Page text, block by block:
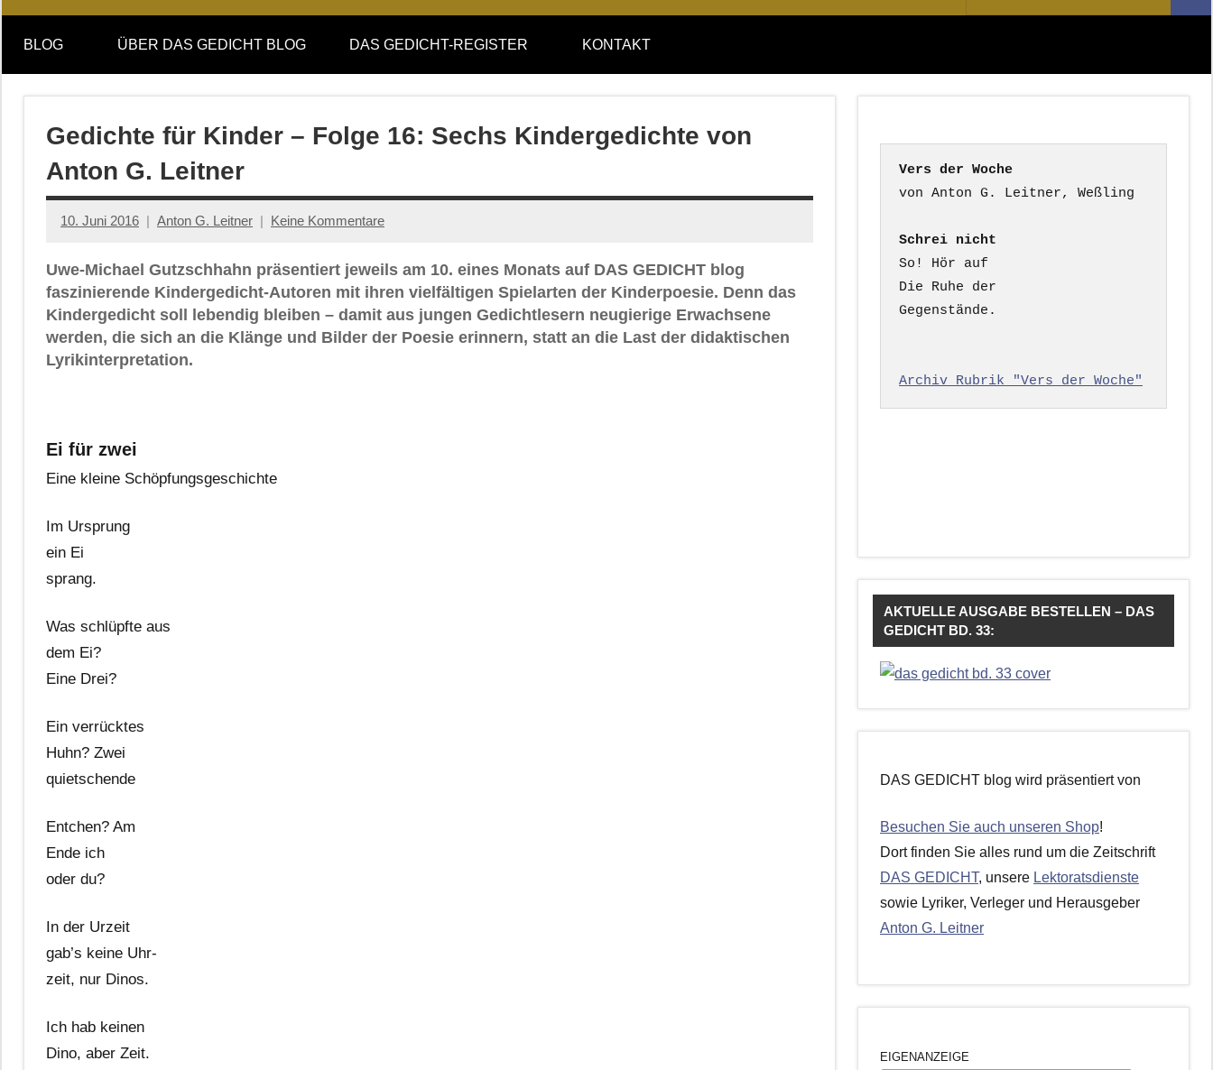
DAS
GEDICHT
blog
DAS
GEDICHT.
Zeitschrift
nach:
BLOG ÜBER DAS GEDICHT BLOG DAS GEDICHT-REGISTER KONTAKT
Gedichte für Kinder – Folge 16: Sechs Kindergedichte von
Anton G. Leitner
10. Juni 2016 Anton G. Leitner Keine Kommentare
Uwe-Michael Gutzschhahn präsentiert jeweils am 10. eines Monats auf DAS GEDICHT blog
faszinierende Kindergedicht-Autoren mit ihren vielfältigen Spielarten der Kinderpoesie. Denn das
Kindergedicht soll lebendig bleiben – damit aus jungen Gedichtlesern neugierige Erwachsene
werden, die sich an die Klänge und Bilder der Poesie erinnern, statt an die Last der didaktischen
Lyrikinterpretation.
Ei für zwei
Eine kleine Schöpfungsgeschichte
Im Ursprung
ein Ei
sprang.
Was schlüpfte aus
dem Ei?
Eine Drei?
Ein verrücktes
Huhn? Zwei
quietschende
Entchen? Am
Ende ich
oder du?
In der Urzeit
gab’s keine Uhr-
zeit, nur Dinos.
Ich hab keinen
Dino, aber Zeit.
Vers der Woche
Schrei nicht
So! Hör auf
Die Ruhe der
Gegenstände.
Archiv Rubrik "Vers der Woche"
AKTUELLE AUSGABE BESTELLEN – DAS
GEDICHT BD. 33:
DAS GEDICHT blog wird präsentiert von
Besuchen Sie auch unseren Shop!
Dort finden Sie alles rund um die Zeitschrift
DAS GEDICHT, unsere Lektoratsdienste
sowie Lyriker, Verleger und Herausgeber
Anton G. Leitner
EIGENANZEIGE